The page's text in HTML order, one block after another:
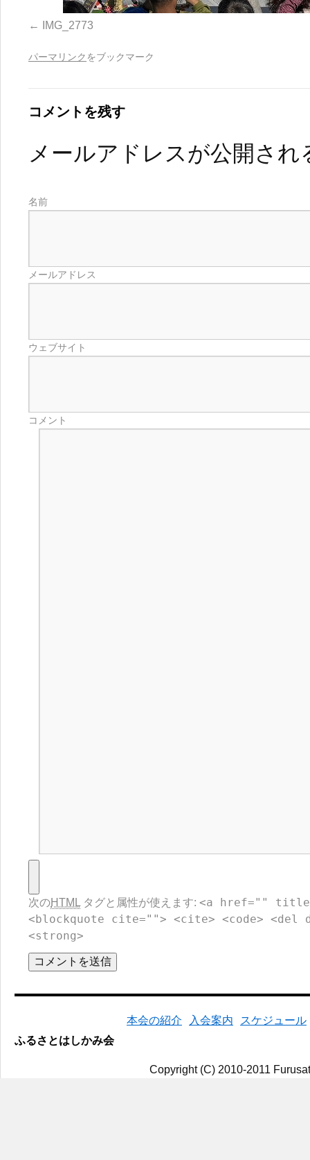
IMG_2773
パーマリンク をブックマーク
コメントを残す
メールアドレスが公開さ
名前
メールアドレス
ウェブサイト
コメント
次のHTML タグと属性が使えます: <a href=""
<blockquote cite=""> <cite> <code> <del
<strong>
本会の紹介 入会案内
スケジュール
ふるさとはしかみ会
Copyright (C) 2010-2011